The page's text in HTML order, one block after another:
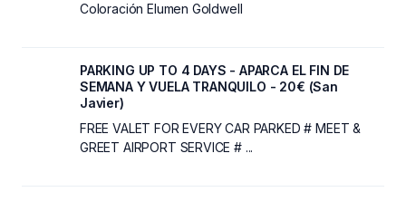
Coloración Elumen Goldwell
PARKING UP TO 4 DAYS - APARCA EL FIN DE
SEMANA Y VUELA TRANQUILO - 20€ (San
Javier)
FREE VALET FOR EVERY CAR PARKED # MEET &
GREET AIRPORT SERVICE # ...